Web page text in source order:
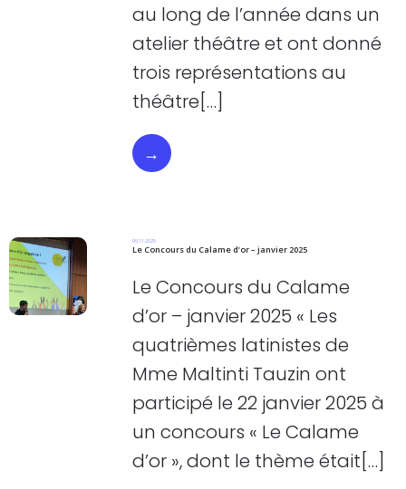
au long de l’année dans un
atelier théâtre et ont donné
trois représentations au
théâtre[…]
→
06.11.2025
Le Concours du Calame d’or – janvier 2025
Le Concours du Calame
d’or – janvier 2025 « Les
quatrièmes latinistes de
Mme Maltinti Tauzin ont
participé le 22 janvier 2025 à
un concours « Le Calame
d’or », dont le thème était[…]